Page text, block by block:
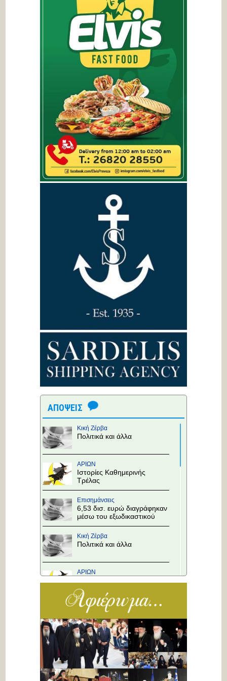
ΑΠΟΨΕΙΣ
Κική Ζέρβα
Πολιτικά και άλλα
ΑΡΙΩΝ
Ιστορίες Καθημερινής
Τρέλας
Επισημάνσεις
6,53 δισ. ευρώ διαγράφηκαν
μέσω του εξωδικαστικού
Κική Ζέρβα
Πολιτικά και άλλα
ΑΡΙΩΝ
Τρέλας
Επισημάνσεις
στους κόμβους!
Κική Ζέρβα
Πολιτικά και άλλα